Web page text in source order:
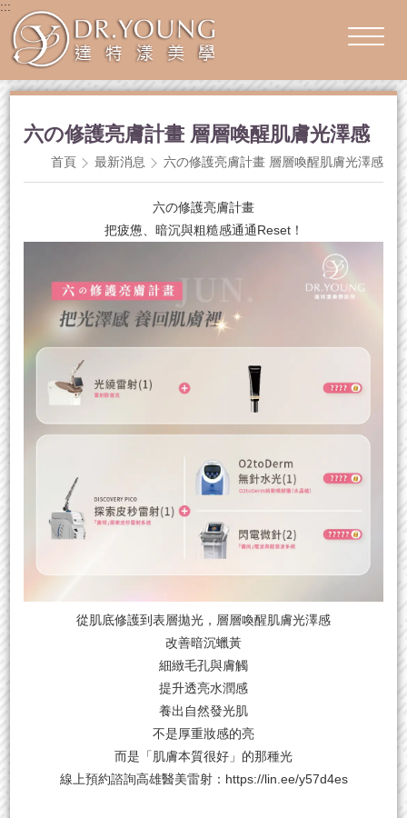
:::
六の修護亮膚計畫 層層喚醒肌膚光澤感
首頁 最新消息 六の修護亮膚計畫 層層喚醒肌膚光澤感
六の修護亮膚計畫
把疲憊、暗沉與粗糙感通通Reset！
從肌底修護到表層拋光，層層喚醒肌膚光澤感
改善暗沉蠟黃
細緻毛孔與膚觸
提升透亮水潤感
養出自然發光肌
不是厚重妝感的亮
而是「肌膚本質很好」的那種光
線上預約諮詢高雄醫美雷射： https://lin.ee/y57d4es